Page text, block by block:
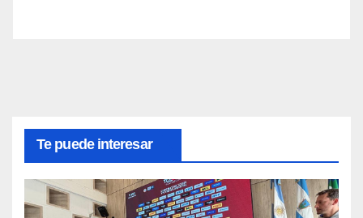
Te puede interesar